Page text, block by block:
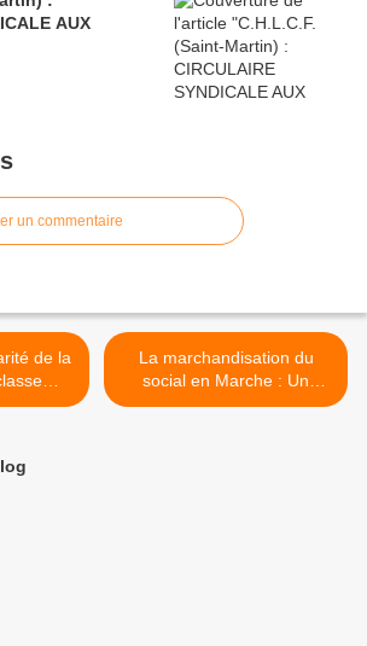
AUX
un commentaire
La marchandisation du
social en Marche : Un
exemple typique qui vient à